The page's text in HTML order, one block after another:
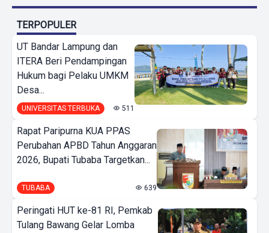
TERPOPULER
UT Bandar Lampung dan
ITERA Beri Pendampingan
Hukum bagi Pelaku UMKM
Desa...
UNIVERSITAS TERBUKA 511
Rapat Paripurna KUA PPAS
Perubahan APBD Tahun Anggaran
2026, Bupati Tubaba Targetkan...
TUBABA 639
Peringati HUT ke-81 RI, Pemkab
Tulang Bawang Gelar Lomba